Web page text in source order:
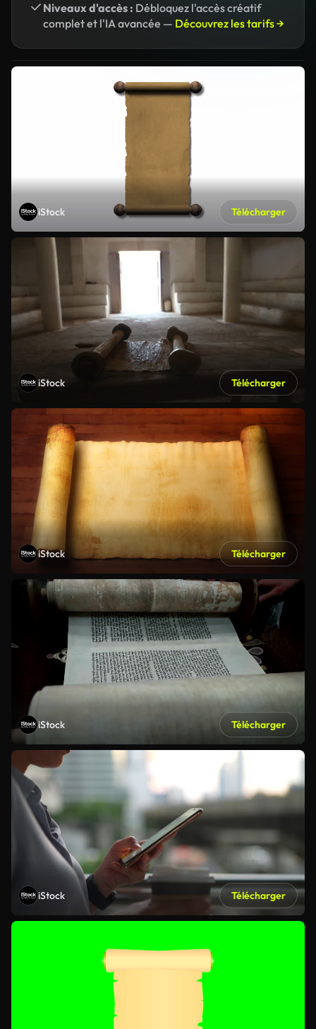
Niveaux d'accès : Débloquez l'accès créatif
complet et l'IA avancée — Découvrez les tarifs →
iStock Télécharger
iStock Télécharger
iStock Télécharger
iStock Télécharger
iStock Télécharger